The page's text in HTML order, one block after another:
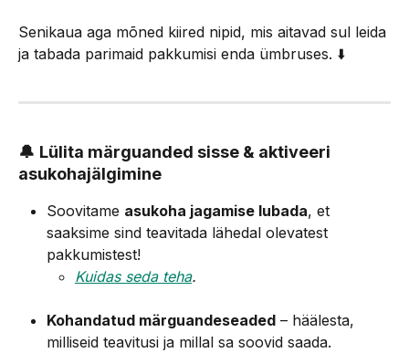
Senikaua aga mõned kiired nipid, mis aitavad sul leida
ja tabada parimaid pakkumisi enda ümbruses. ⬇️
🔔 Lülita märguanded sisse & aktiveeri
asukohajälgimine
Soovitame asukoha jagamise lubada, et
saaksime sind teavitada lähedal olevatest
pakkumistest!
Kuidas seda teha.
Kohandatud märguandeseaded – häälesta,
milliseid teavitusi ja millal sa soovid saada.